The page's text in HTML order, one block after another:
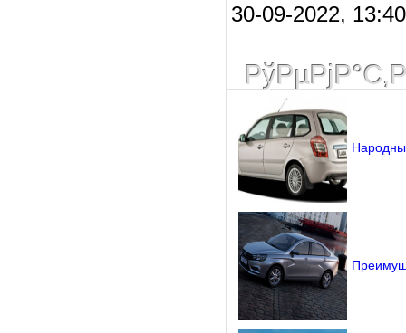
30-09-2022,